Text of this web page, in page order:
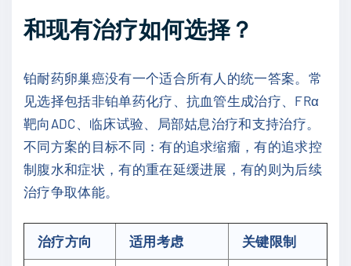
和现有治疗如何选择？
铂耐药卵巢癌没有一个适合所有人的统一答案。常
见选择包括非铂单药化疗、抗血管生成治疗、FRα
靶向ADC、临床试验、局部姑息治疗和支持治疗。
不同方案的目标不同：有的追求缩瘤，有的追求控
制腹水和症状，有的重在延缓进展，有的则为后续
治疗争取体能。
治疗方向 适用考虑 关键限制